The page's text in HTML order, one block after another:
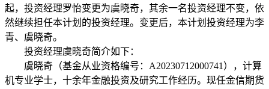
起，投资经理罗怡变更为虞晓奇，其余一名投资经理不变，依
然继续担任本计划的投资经理。变更后，本计划投资经理为李
青、虞晓奇。
投资经理虞晓奇简介如下：
虞晓奇（基金从业资格编号：A20230712000741），计算
机专业学士，十余年金融投资及研究工作经历。现任金信期货